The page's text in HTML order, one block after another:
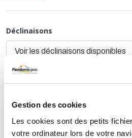
Gestion des cookies
Les cookies sont des petits
votre ordinateur lors de votre
Déclinaisons
7,45 €
AJOUTER AU